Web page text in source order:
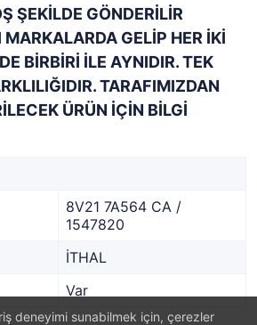
deneyimi sunabilmek için, çerezler
ŞEKİLDE GÖNDERİLİR
MARKALARDA GELİP HER İKİ
BİRBİRİ İLE AYNIDIR. TEK
TARAFIMIZDAN
ÜRÜN İÇİN BİLGİ
8V21 7A564 CA /
1547820
İTHAL
Var